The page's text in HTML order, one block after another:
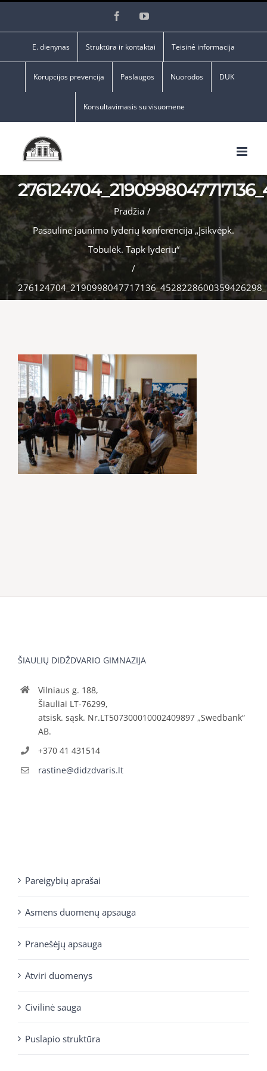
FacebookYouTube
E. dienynas Struktūra ir kontaktai Teisinė informacija
Korupcijos prevencija Paslaugos Nuorodos DUK
Konsultavimasis su visuomene
Pradžia /
Pasaulinė jaunimo lyderių konferencija „Įsikvėpk.
Tobulėk. Tapk lyderiu“
/
ŠIAULIŲ DIDŽDVARIO GIMNAZIJA
Vilniaus g. 188,
Šiauliai LT-76299,
atsisk. sąsk. Nr.LT507300010002409897 „Swedbank“
AB.
+370 41 431514
rastine@didzdvaris.lt
Pareigybių aprašai
Asmens duomenų apsauga
Pranešėjų apsauga
Atviri duomenys
Civilinė sauga
Puslapio struktūra